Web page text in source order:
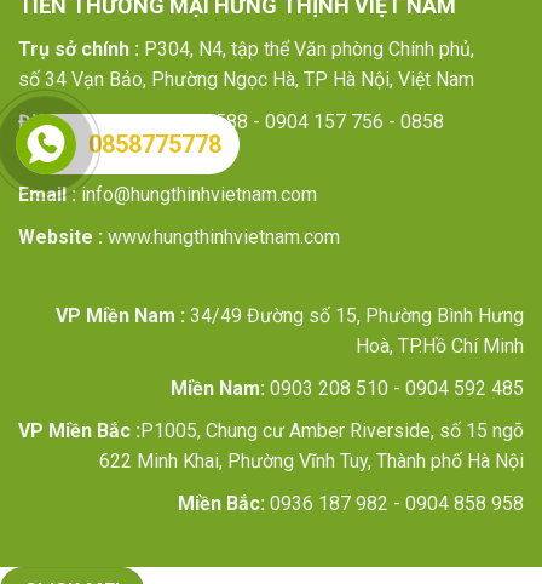
TIẾN THƯƠNG MẠI HƯNG THỊNH VIỆT NAM
Trụ sở chính : P304, N4, tập thể Văn phòng Chính phủ,
số 34 Vạn Bảo, Phường Ngọc Hà, TP Hà Nội, Việt Nam
Điện thoại:024 3640 2588 - 0904 157 756 - 0858
775 778
Email :info@hungthinhvietnam.com
Website : www.hungthinhvietnam.com
VP Miền Nam : 34/49 Đường số 15, Phường Bình Hưng
Hoà, TP.Hồ Chí Minh
Miền Nam: 0903 208 510 - 0904 592 485
VP Miền Bắc :P1005, Chung cư Amber Riverside, số 15 ngõ
622 Minh Khai, Phường Vĩnh Tuy, Thành phố Hà Nội
Miền Bắc: 0936 187 982 - 0904 858 958
0858775778